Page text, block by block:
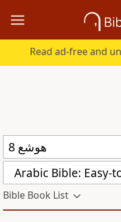
Read ad-free and
Bible Book List